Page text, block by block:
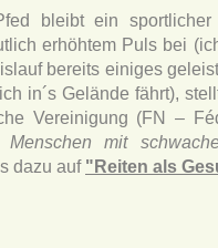
bleibt ein
erhöhtem Puls bei
bereits einiges
in´s Gelände fährt),
Vereinigung (FN –
Menschen mit
dazu auf "Reiten als